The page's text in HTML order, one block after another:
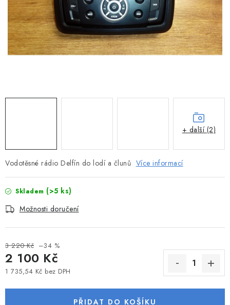
LODNÍ ELEKTROMOTORY
PRAMICE A MOTOROVÉ VESLICE
KAJAKY, KÁNOE A RAFTY
KATAMARÁNY - PONTON BOAT
PŘÍSLUŠENSTVÍ K ČLUNŮM
PŘÍSLUŠENSTVÍ K MOTORŮM
Vodotěsné rádio Delfín do lodí a člunů Více informací
Skladem (>5 ks)
Možnosti doručení
3 220 Kč –34 %
2 100 Kč
1 735,54 Kč bez DPH
PŘIDAT DO KOŠÍKU
+ další (2)